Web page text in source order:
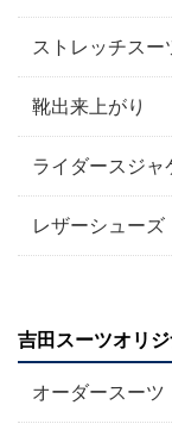
ストレッチスー
靴出来上がり
ライダースジャ
レザーシューズ
吉田スーツオリ
オーダースーツ